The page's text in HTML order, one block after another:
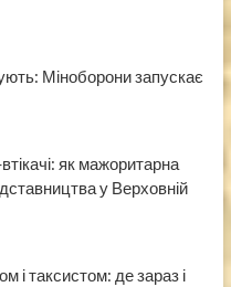
Міноборони запускає
як мажоритарна
у Верховній
таксистом: де зараз і